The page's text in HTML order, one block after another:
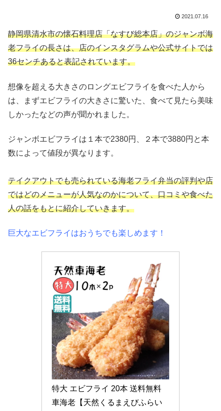
2021.07.16
静岡県清水市の懐石料理店「なすび総本店」のジャンボ海
老フライの長さは、店のインスタグラムや公式サイトでは
36センチあると表記されています。
想像を超える大きさのロングエビフライを食べた人から
は、まずエビフライの大きさに驚いた、食べて見たら美味
しかったなどの声が聞かれました。
ジャンボエビフライは１本で2380円、２本で3880円と本
数によって値段が異なります。
テイクアウトでも売られている海老フライ弁当の評判や店
ではどのメニューが人気なのかについて、口コミや食べた
人の話をもとに紹介していきます。
巨大なエビフライはおうちでも楽しめます！
特大 エビフライ 20本 送料無料
車海老【天然くるまえびふらい